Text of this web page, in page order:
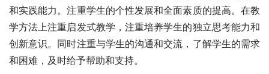
和实践能力。注重学生的个性发展和全面素质的提高。在教
学方法上注重启发式教学，注重培养学生的独立思考能力和
创新意识。同时注重与学生的沟通和交流，了解学生的需求
和困难，及时给予帮助和支持。